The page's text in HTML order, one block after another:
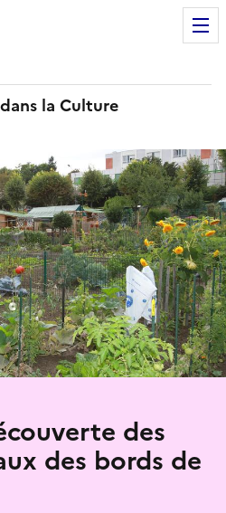
la Culture
des
des bords de